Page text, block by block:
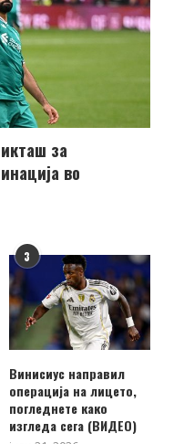
за
во
3
Винисиус направил
операција на лицето,
погледнете како
изгледа сега (ВИДЕО)